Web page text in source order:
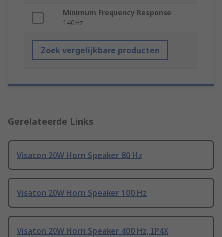
Minimum Frequency Response
140Hz
Zoek vergelijkbare producten
Gerelateerde Links
Visaton 20W Horn Speaker 80 Hz
Visaton 20W Horn Speaker 100 Hz
Visaton 20W Horn Speaker 400 Hz, IP4X